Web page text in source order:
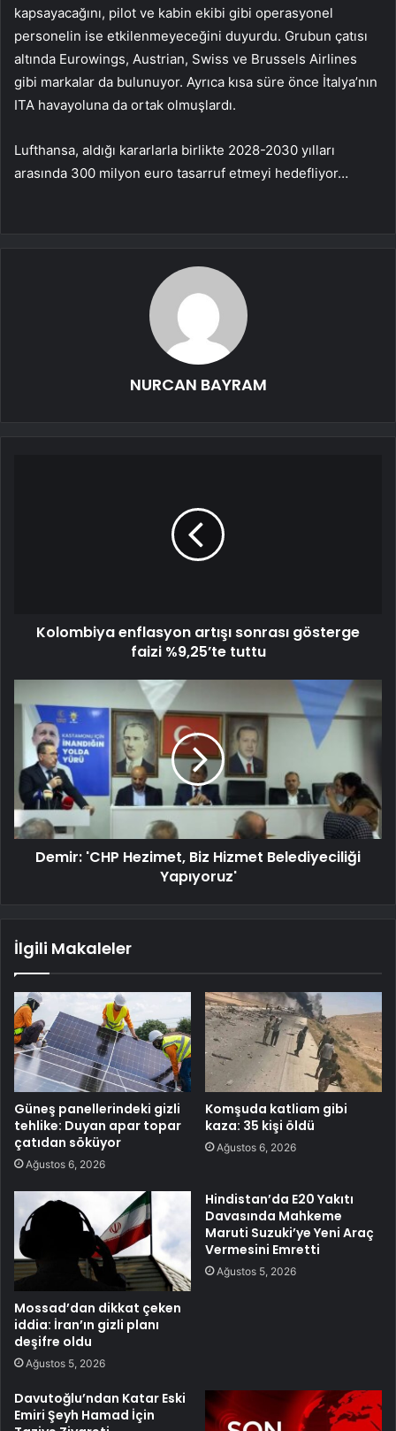
kapsayacağını, pilot ve kabin ekibi gibi operasyonel
personelin ise etkilenmeyeceğini duyurdu. Grubun çatısı
altında Eurowings, Austrian, Swiss ve Brussels Airlines
gibi markalar da bulunuyor. Ayrıca kısa süre önce İtalya’nın
ITA havayoluna da ortak olmuşlardı.
Lufthansa, aldığı kararlarla birlikte 2028-2030 yılları
arasında 300 milyon euro tasarruf etmeyi hedefliyor…
NURCAN BAYRAM
Kolombiya enflasyon artışı sonrası gösterge
faizi %9,25’te tuttu
Demir: 'CHP Hezimet, Biz Hizmet Belediyeciliği
Yapıyoruz'
İlgili Makaleler
Güneş panellerindeki gizli
tehlike: Duyan apar topar
çatıdan söküyor
Ağustos 6, 2026
Komşuda katliam gibi
kaza: 35 kişi öldü
Ağustos 6, 2026
Mossad’dan dikkat çeken
iddia: İran’ın gizli planı
deşifre oldu
Ağustos 5, 2026
Hindistan’da E20 Yakıtı
Davasında Mahkeme
Maruti Suzuki’ye Yeni Araç
Vermesini Emretti
Ağustos 5, 2026
Davutoğlu’ndan Katar Eski
Emiri Şeyh Hamad İçin